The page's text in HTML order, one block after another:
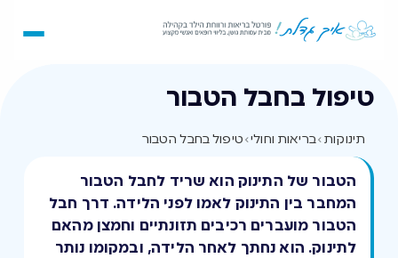
טיפול בחבל הטבור
תינוקות›בריאות וחולי›טיפול בחבל הטבור
הטבור של התינוק הוא שריד לחבל הטבור
המחבר בין התינוק לאמו לפני הלידה. דרך חבל
הטבור מועברים רכיבים תזונתיים וחמצן מהאם
לתינוק. הוא נחתך לאחר הלידה, ובמקומו נותר